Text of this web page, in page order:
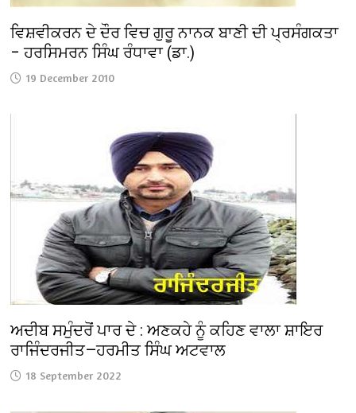
ਵਿਸ਼ਵੀਕਰਨ ਦੇ ਦੌਰ ਵਿਚ ਗੁਰੂ ਨਾਨਕ ਬਾਣੀ ਦੀ ਪ੍ਰਸੰਗਕਤਾ
– ਹਰਸਿਮਰਨ ਸਿੰਘ ਰੰਧਾਵਾ (ਡਾ.)
19 December 2010
ਅਦੀਬ ਸਮੁੰਦਰੋਂ ਪਾਰ ਦੇ : ਅਣਕਹੇ ਨੂੰ ਕਹਿਣ ਵਾਲਾ ਸ਼ਾਇਰ
ਰਾਜਿੰਦਰਜੀਤ—ਹਰਮੀਤ ਸਿੰਘ ਅਟਵਾਲ
18 September 2022